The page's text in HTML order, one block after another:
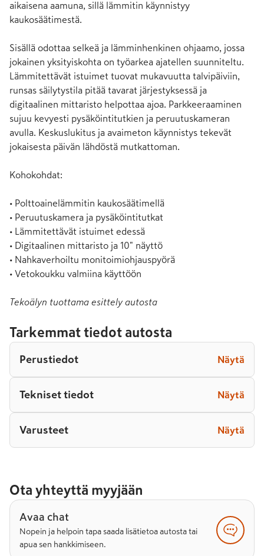
aikaisena aamuna, sillä lämmitin käynnistyy
kaukosäätimestä.
Sisällä odottaa selkeä ja lämminhenkinen ohjaamo, jossa
jokainen yksityiskohta on työarkea ajatellen suunniteltu.
Lämmitettävät istuimet tuovat mukavuutta talvipäiviin,
runsas säilytystila pitää tavarat järjestyksessä ja
digitaalinen mittaristo helpottaa ajoa. Parkkeeraaminen
sujuu kevyesti pysäköintitutkien ja peruutuskameran
avulla. Keskuslukitus ja avaimeton käynnistys tekevät
jokaisesta päivän lähdöstä mutkattoman.
Kohokohdat:
• Polttoainelämmitin kaukosäätimellä
• Peruutuskamera ja pysäköintitutkat
• Lämmitettävät istuimet edessä
• Digitaalinen mittaristo ja 10" näyttö
• Nahkaverhoiltu monitoimiohjauspyörä
• Vetokoukku valmiina käyttöön
Tekoälyn tuottama esittely autosta
Tarkemmat tiedot autosta
Perustiedot Näytä
Tekniset tiedot Näytä
Varusteet Näytä
Ota yhteyttä myyjään
Avaa chat
Nopein ja helpoin tapa saada lisätietoa autosta tai
apua sen hankkimiseen.